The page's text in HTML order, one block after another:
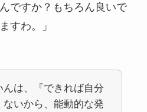
ですか？もちろん良いで
すわ。」
んは、『できれば自分
ないから、能動的な発